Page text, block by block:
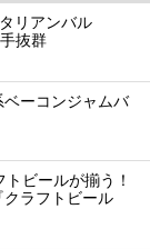
リアンバル
抜群
ーコンジャムバ
ビールが揃う！
ラフトビール